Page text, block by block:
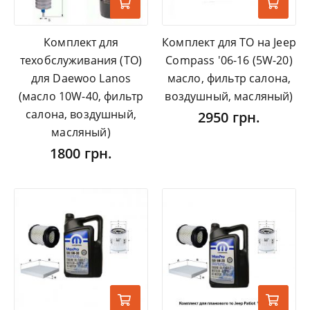
Комплект для
техобслуживания (ТО)
для Daewoo Lanos
(масло 10W-40, фильтр
салона, воздушный,
масляный)
1800 грн.
Комплект для ТО на Jeep
Compass '06-16 (5W-20)
масло, фильтр салона,
воздушный, масляный)
2950 грн.